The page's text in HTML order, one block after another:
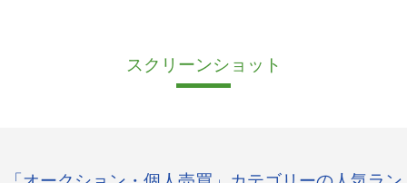
スクリーンショット